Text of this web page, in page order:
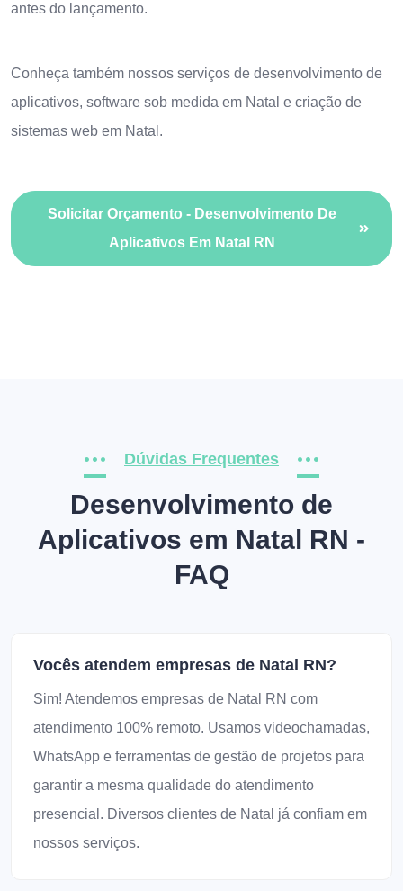
antes do lançamento.
Conheça também nossos serviços de desenvolvimento de
aplicativos, software sob medida em Natal e criação de
sistemas web em Natal .
Solicitar Orçamento - Desenvolvimento De
Aplicativos Em Natal RN
Dúvidas Frequentes
Desenvolvimento de
Aplicativos em Natal RN -
FAQ
Vocês atendem empresas de Natal RN?
Sim! Atendemos empresas de Natal RN com
atendimento 100% remoto. Usamos videochamadas,
WhatsApp e ferramentas de gestão de projetos para
garantir a mesma qualidade do atendimento
presencial. Diversos clientes de Natal já confiam em
nossos serviços.